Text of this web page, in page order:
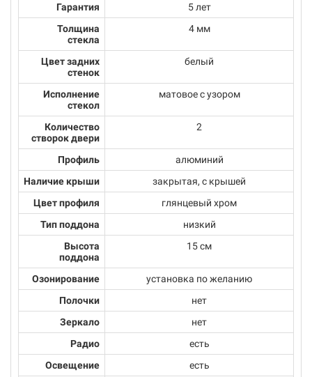
Гарантия
5 лет
Толщина
стекла
4 мм
Цвет задних
стенок
белый
Исполнение
стекол
матовое с узором
Количество
створок двери
2
Профиль
алюминий
Наличие крыши
закрытая, с крышей
Цвет профиля
глянцевый хром
Тип поддона
низкий
Высота
поддона
15 см
Озонирование
установка по желанию
Полочки
нет
Зеркало
нет
Радио
есть
Освещение
есть